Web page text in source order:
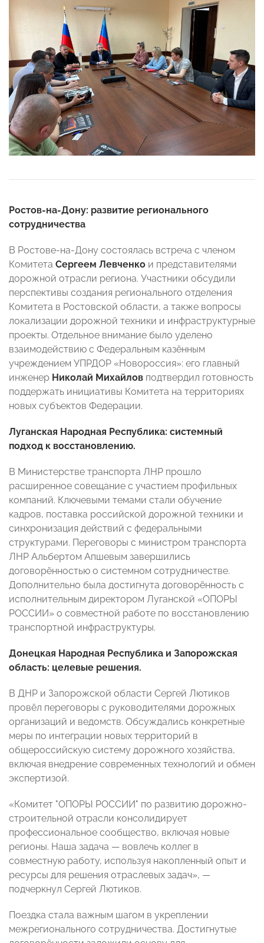
Ростов-на-Дону: развитие регионального
сотрудничества
В Ростове-на-Дону состоялась встреча с членом
Комитета Сергеем Левченко и представителями
дорожной отрасли региона. Участники обсудили
перспективы создания регионального отделения
Комитета в Ростовской области, а также вопросы
локализации дорожной техники и инфраструктурные
проекты. Отдельное внимание было уделено
взаимодействию с Федеральным казённым
учреждением УПРДОР «Новороссия»: его главный
инженер Николай Михайлов подтвердил готовность
поддержать инициативы Комитета на территориях
новых субъектов Федерации.
Луганская Народная Республика: системный
подход к восстановлению.
В Министерстве транспорта ЛНР прошло
расширенное совещание с участием профильных
компаний. Ключевыми темами стали обучение
кадров, поставка российской дорожной техники и
синхронизация действий с федеральными
структурами. Переговоры с министром транспорта
ЛНР Альбертом Апшевым завершились
договорённостью о системном сотрудничестве.
Дополнительно была достигнута договорённость с
исполнительным директором Луганской «ОПОРЫ
РОССИИ» о совместной работе по восстановлению
транспортной инфраструктуры.
Донецкая Народная Республика и Запорожская
область: целевые решения.
В ДНР и Запорожской области Сергей Лютиков
провёл переговоры с руководителями дорожных
организаций и ведомств. Обсуждались конкретные
меры по интеграции новых территорий в
общероссийскую систему дорожного хозяйства,
включая внедрение современных технологий и обмен
экспертизой.
«Комитет "ОПОРЫ РОССИИ" по развитию дорожно-
строительной отрасли консолидирует
профессиональное сообщество, включая новые
регионы. Наша задача — вовлечь коллег в
совместную работу, используя накопленный опыт и
ресурсы для решения отраслевых задач», —
подчеркнул Сергей Лютиков.
Поездка стала важным шагом в укреплении
межрегионального сотрудничества. Достигнутые